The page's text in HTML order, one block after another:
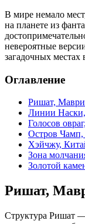
В мире немало
на планете из
невероятные
загадочных местах
Оглавление
Ришат,
Линии
Голосов
Остров Чамп,
Хэйчжу,
Зона
Золотой
Ришат,
Структура Ришат